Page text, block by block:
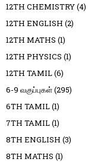
12TH CHEMISTRY(4)
12TH ENGLISH (2)
12TH MATHS (1)
12TH PHYSICS (1)
12TH TAMIL(6)
6-9 வகுப்புகள்(295)
6TH TAMIL(1)
7TH TAMIL(1)
8TH ENGLISH (3)
8TH MATHS (1)